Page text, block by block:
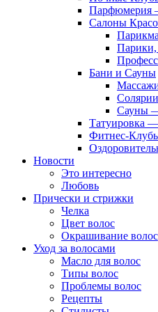
Парфюмерия
Салоны
Бани и Сауны
Солярии
Сауны
Татуировка
Фитнес-
Новости
Это интересно
Любовь
Прически и стрижки
Челка
Цвет волос
Окрашивание волос
Уход за волосами
Масло для волос
Типы волос
Проблемы волос
Рецепты